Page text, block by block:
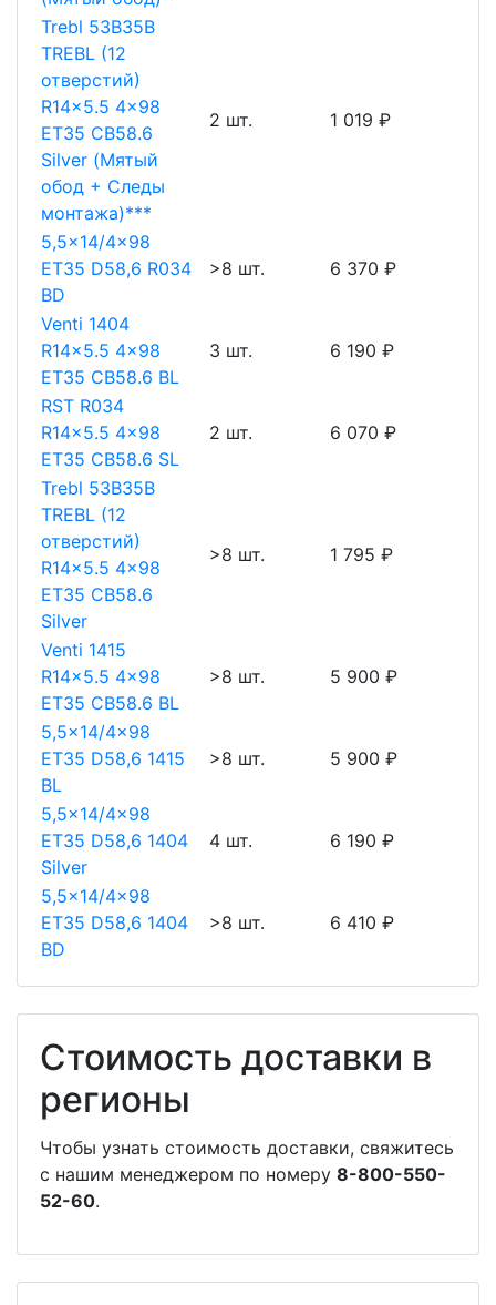
Trebl 53B35B
TREBL (12
отверстий)
R14x5.5 4x98
ET35 CB58.6
Silver (Мятый
обод + Следы
монтажа)***
2 шт. 1 019 ₽
5,5x14/4x98
ET35 D58,6 R034
BD
>8 шт. 6 370 ₽
Venti 1404
R14x5.5 4x98
ET35 CB58.6 BL
3 шт. 6 190 ₽
RST R034
R14x5.5 4x98
ET35 CB58.6 SL
2 шт. 6 070 ₽
Trebl 53B35B
TREBL (12
отверстий)
R14x5.5 4x98
ET35 CB58.6
Silver
>8 шт. 1 795 ₽
Venti 1415
R14x5.5 4x98
ET35 CB58.6 BL
>8 шт. 5 900 ₽
5,5x14/4x98
ET35 D58,6 1415
BL
>8 шт. 5 900 ₽
5,5x14/4x98
ET35 D58,6 1404
Silver
4 шт. 6 190 ₽
5,5x14/4x98
ET35 D58,6 1404
BD
>8 шт. 6 410 ₽
Стоимость доставки в
регионы
Чтобы узнать стоимость доставки, свяжитесь
с нашим менеджером по номеру 8-800-550-
52-60.